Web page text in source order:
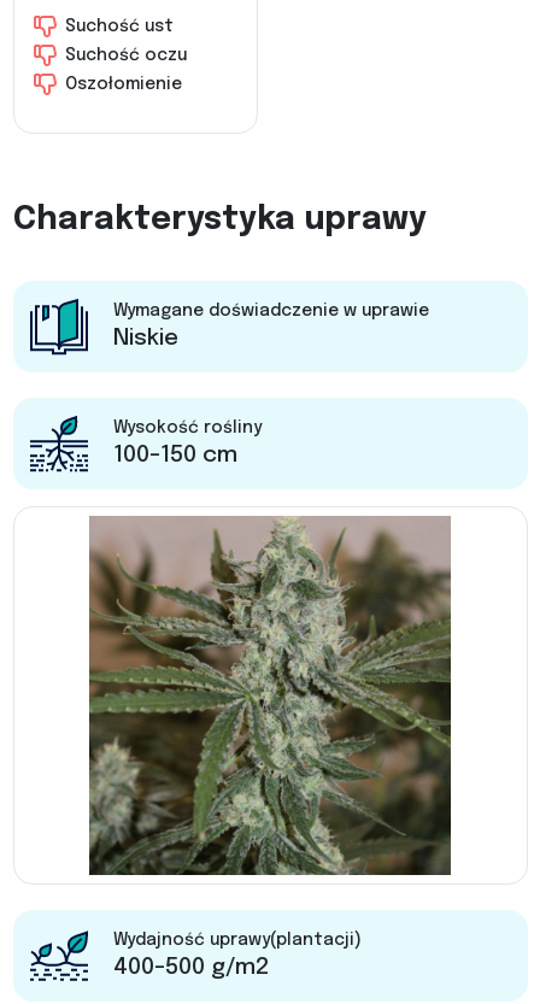
Suchość ust
Suchość oczu
Oszołomienie
Charakterystyka uprawy
Wymagane doświadczenie w uprawie
Niskie
Wysokość rośliny
100-150 cm
Wydajność uprawy(plantacji)
400-500 g/m2